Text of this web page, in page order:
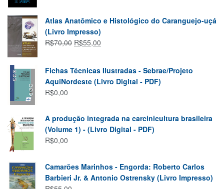
Atlas Anatômico e Histológico do Caranguejo-uçá
(Livro Impresso)
R$70,00 R$55,00
Fichas Técnicas Ilustradas - Sebrae/Projeto
AquiNordeste (Livro Digital - PDF)
R$0,00
A produção integrada na carcinicultura brasileira
(Volume 1) - (Livro Digital - PDF)
R$0,00
Camarões Marinhos - Engorda: Roberto Carlos
Barbieri Jr. & Antonio Ostrensky (Livro Impresso)